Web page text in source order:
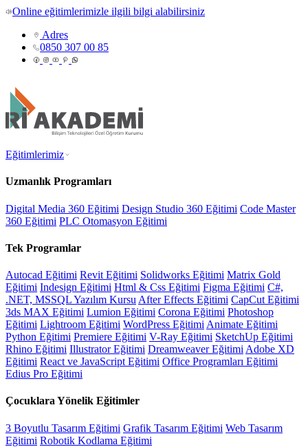
Online eğitimlerimizle ilgili bilgi alabilirsiniz
Adres
0850 307 00 85
Eğitimlerimiz
Uzmanlık Programları
Digital Media 360 Eğitimi Design Studio 360 Eğitimi Code Master
360 Eğitimi PLC Otomasyon Eğitimi
Tek Programlar
Autocad Eğitimi Revit Eğitimi Solidworks Eğitimi Matrix Gold
Eğitimi Indesign Eğitimi Html & Css Eğitimi Figma Eğitimi C#,
.NET, MSSQL Yazılım Kursu After Effects Eğitimi CapCut Eğitimi
3ds MAX Eğitimi Lumion Eğitimi Corona Eğitimi Photoshop
Eğitimi Lightroom Eğitimi WordPress Eğitimi Animate Eğitimi
Python Eğitimi Premiere Eğitimi V-Ray Eğitimi SketchUp Eğitimi
Rhino Eğitimi Illustrator Eğitimi Dreamweaver Eğitimi Adobe XD
Eğitimi React ve JavaScript Eğitimi Office Programları Eğitimi
Edius Pro Eğitimi
Çocuklara Yönelik Eğitimler
3 Boyutlu Tasarım Eğitimi Grafik Tasarım Eğitimi Web Tasarım
Eğitimi Robotik Kodlama Eğitimi